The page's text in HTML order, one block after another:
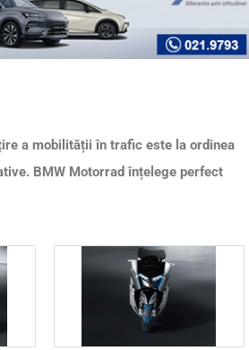
a mobilității în trafic este la ordinea
BMW Motorrad înțelege perfect